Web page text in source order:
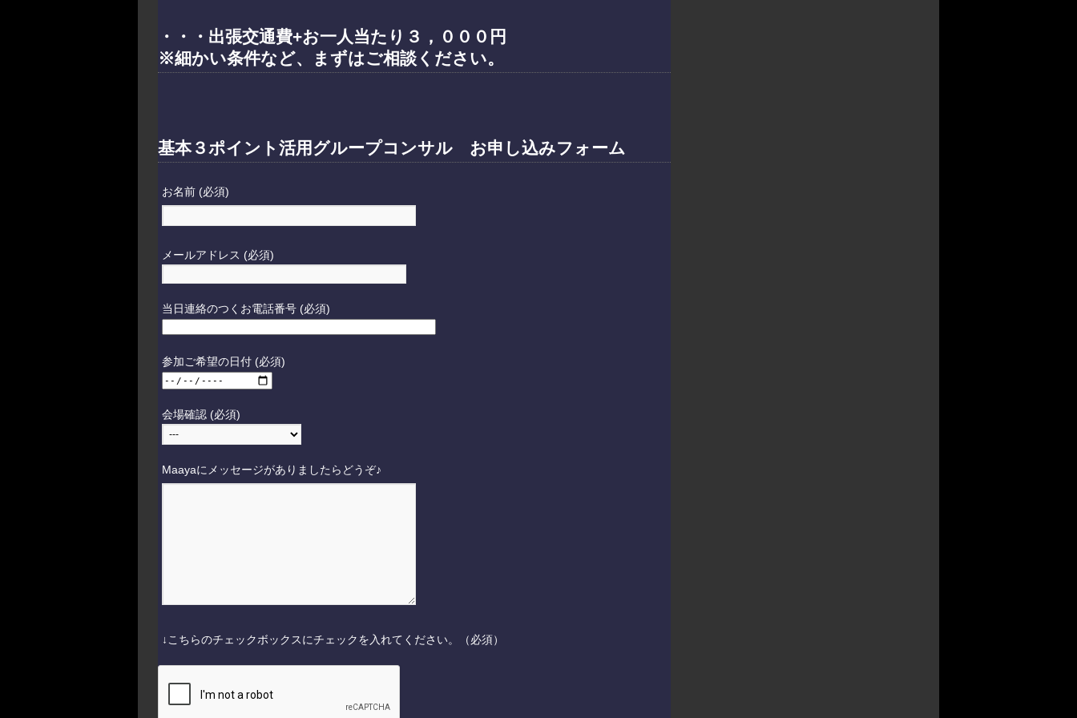
・・・ 出張交通費+お一人当たり３，０００円
※細かい条件など、まずはご相談ください。
基本３ポイント活用グループコンサル お申し込みフォーム
お名前 (必須)
メールアドレス (必須)
当日連絡のつくお電話番号 (必須)
参加ご希望の日付 (必須)
会場確認 (必須)
Maayaにメッセージがありましたらどうぞ♪
↓こちらのチェックボックスにチェックを入れてください。（必須）